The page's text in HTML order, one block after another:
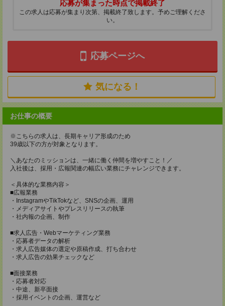
応募が集まった時点で掲載終了
この求人は応募が集まり次第、掲載終了致します。予めご理解くださ
い。
応募ページへ
気になる！
お仕事の概要
※こちらの求人は、長期キャリア形成のため
39歳以下の方が対象となります。
＼あなたのミッションは、一緒に働く仲間を増やすこと！／
入社後は、採用・広報関連の幅広い業務にチャレンジできます。
＜具体的な業務内容＞
■広報業務
・InstagramやTikTokなど、SNSの企画、運用
・メディアサイトやプレスリリースの執筆
・社内報の企画、制作
■求人広告・Webマーケティング業務
・応募者データの解析
・求人広告媒体の選定や原稿作成、打ち合わせ
・求人広告の効果チェックなど
■面接業務
・応募者対応
・中途、新卒面接
・採用イベントの企画、運営など